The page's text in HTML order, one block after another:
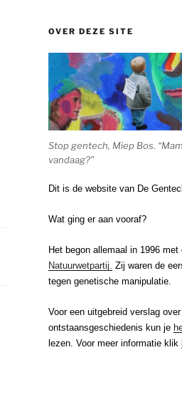
OVER DEZE SITE
Stop gentech, Miep Bos.
vandaag?”
Dit is de website van De
Wat ging er aan vooraf?
Het begon allemaal in 1996 met
Natuurwetpartij. Zij waren de
tegen genetische manipulatie.
Voor een uitgebreid verslag
ontstaansgeschiedenis kun je
lezen. Voor meer informatie klik